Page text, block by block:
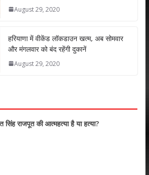
August 29, 2020
हरियाणा में वीकेंड लॉकडाउन खत्म, अब सोमवार
और मंगलवार को बंद रहेंगी दुकानें
August 29, 2020
राजपूत की आत्महत्या है या हत्या?